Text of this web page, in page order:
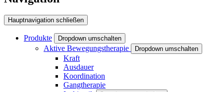
Hauptnavigation schließen
Produkte Dropdown umschalten
Aktive Bewegungstherapie Dropdown umschalten
Kraft
Ausdauer
Koordination
Gangtherapie